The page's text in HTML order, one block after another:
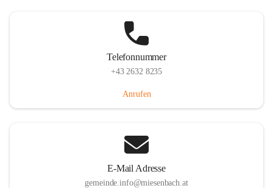
Telefonnummer
+43 2632 8235
Anrufen
E-Mail Adresse
gemeinde.info@miesenbach.at